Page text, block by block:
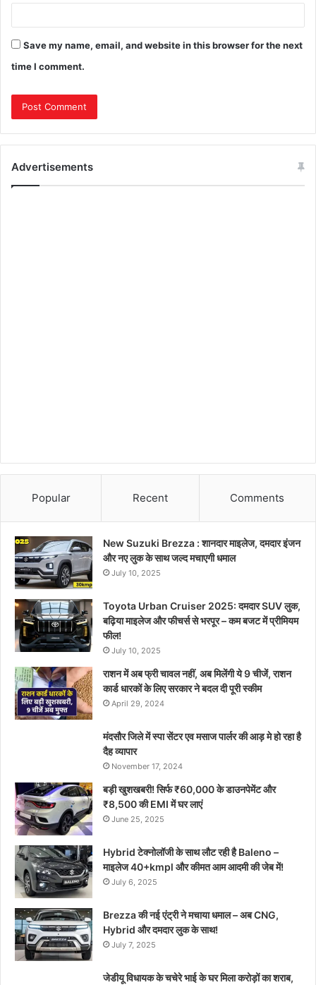
Save my name, email, and website in this browser for the next
time I comment.
Advertisements
Popular Recent Comments
New Suzuki Brezza : शानदार माइलेज, दमदार इंजन
और नए लुक के साथ जल्द मचाएगी धमाल
July 10, 2025
Toyota Urban Cruiser 2025: दमदार SUV लुक,
बढ़िया माइलेज और फीचर्स से भरपूर – कम बजट में प्रीमियम
फील!
July 10, 2025
राशन में अब फ्री चावल नहीं, अब मिलेंगी ये 9 चीजें, राशन
कार्ड धारकों के लिए सरकार ने बदल दी पूरी स्कीम
April 29, 2024
मंदसौर जिले में स्पा सेंटर एव मसाज पार्लर की आड़ मे हो रहा है
दैह व्यापार
November 17, 2024
बड़ी खुशखबरी! सिर्फ ₹60,000 के डाउनपेमेंट और
₹8,500 की EMI में घर लाएं
June 25, 2025
Hybrid टेक्नोलॉजी के साथ लौट रही है Baleno –
माइलेज 40+kmpl और कीमत आम आदमी की जेब में!
July 6, 2025
Brezza की नई एंट्री ने मचाया धमाल – अब CNG,
Hybrid और दमदार लुक के साथ!
July 7, 2025
जेडीयू विधायक के चचेरे भाई के घर मिला करोड़ों का शराब,